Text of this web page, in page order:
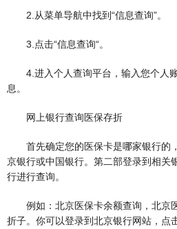
2.从菜单导航中找到“信息查询”。
3.点击“信息查询“。
4.进入个人查询平台，输入您个人
息。
网上银行查询医保存折
首先确定您的医保卡是哪家银行的
京银行或中国银行。第二部登录到相关
行进行查询。
例如：北京医保卡余额查询，北京
折子。你可以登录到北京银行网站，点